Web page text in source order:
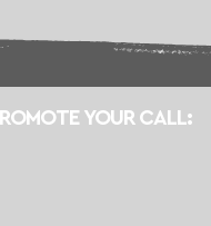
YOUR CALL: